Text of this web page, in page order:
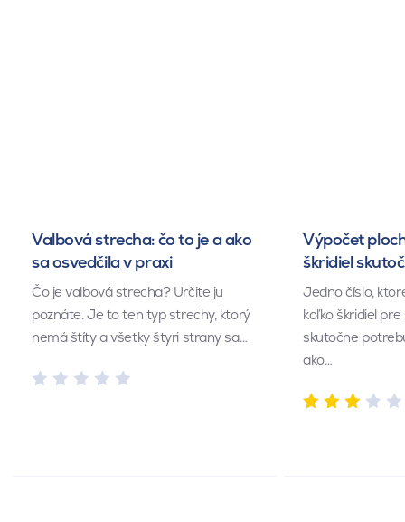
Valbová strecha: čo to je a ako
sa osvedčila v praxi
Čo je valbová strecha? Určite ju
poznáte. Je to ten typ strechy, ktorý
nemá štíty a všetky štyri strany sa…
Výpočet
škridiel
Jedno číslo,
koľko škridiel
skutočne
ako…